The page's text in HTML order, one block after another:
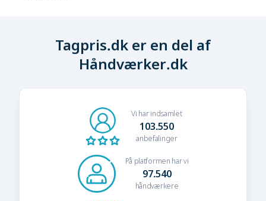
Tagpris.dk er en del af
Håndværker.dk
Vi har indsamlet
103.550
anbefalinger
På platformen har vi
97.540
håndværkere